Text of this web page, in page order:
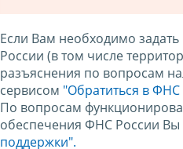
Если Вам необходимо
России (в том числе
разъяснения по вопросам
сервисом "Обратиться в
По вопросам
обеспечения ФНС России Вы
поддержки".